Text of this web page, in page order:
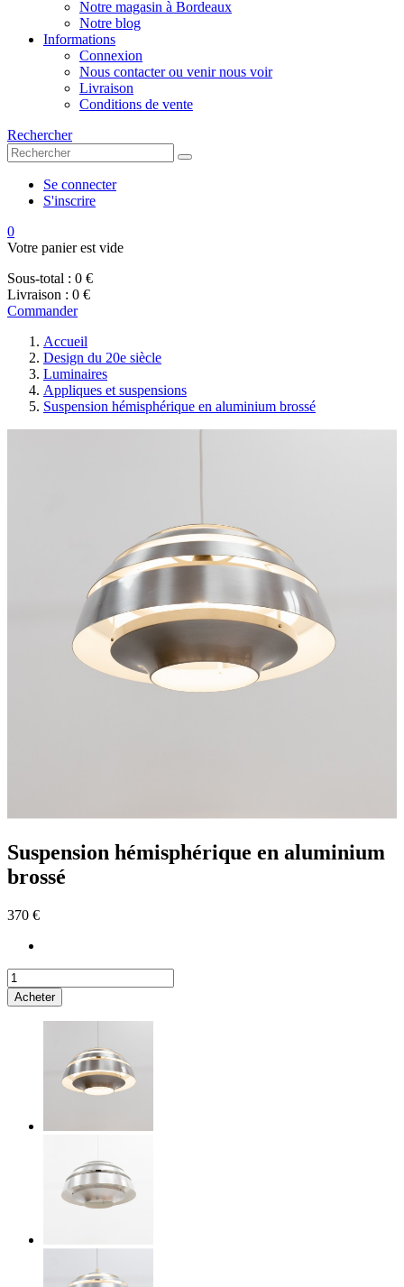
Notre magasin à Bordeaux
Notre blog
Informations
Connexion
Nous contacter ou venir nous voir
Livraison
Conditions de vente
Rechercher
Se connecter
S'inscrire
0
Votre panier est vide
Sous-total : 0 €
Livraison : 0 €
Commander
Accueil
Design du 20e siècle
Luminaires
Appliques et suspensions
Suspension hémisphérique en aluminium brossé
Suspension hémisphérique en aluminium
brossé
370 €
Acheter